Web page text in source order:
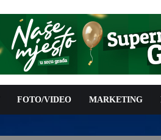
FOTO/VIDEO MARKETING